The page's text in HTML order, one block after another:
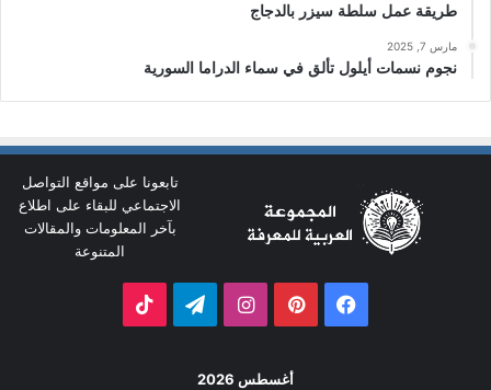
طريقة عمل سلطة سيزر بالدجاج
مارس 7, 2025
نجوم نسمات أيلول تألق في سماء الدراما السورية
تابعونا على مواقع التواصل
الاجتماعي للبقاء على اطلاع
بآخر المعلومات والمقالات
المتنوعة
فيسبوكبينتيريستانستقرامتيلقرام
أغسطس 2026